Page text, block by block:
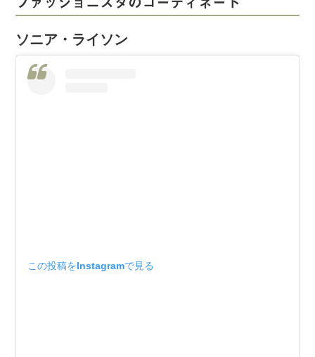
ソニア・ライソン
この投稿をInstagramで見る